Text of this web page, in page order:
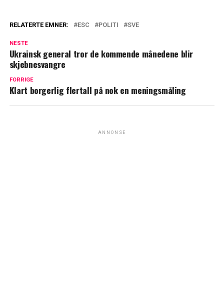
RELATERTE EMNER: ESC POLITI SVE
NESTE
Ukrainsk general tror de kommende månedene blir
skjebnesvangre
FORRIGE
Klart borgerlig flertall på nok en meningsmåling
ANNONSE